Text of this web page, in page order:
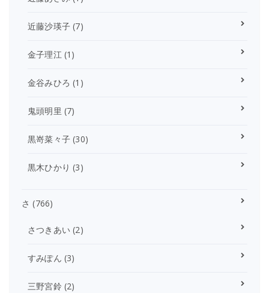
近藤沙瑛子 (7)
金子理江(1)
金谷みひろ (1)
鬼頭明里 (7)
黒嵜菜々子 (30)
黒木ひかり (3)
さ (766)
さつきあい (2)
すみぽん (3)
三野宮鈴(2)